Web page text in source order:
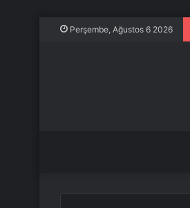
Perşembe, Ağustos 6 2026